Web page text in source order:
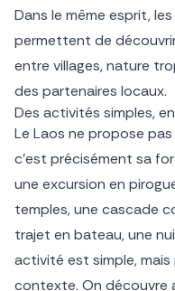
Dans le même esprit, les
permettent de
entre villages, nature
des partenaires locaux.
Des activités simples,
Le Laos ne propose
c’est précisément sa
une excursion en
temples, une cascade
trajet en bateau, une
activité est simple,
contexte. On découvre